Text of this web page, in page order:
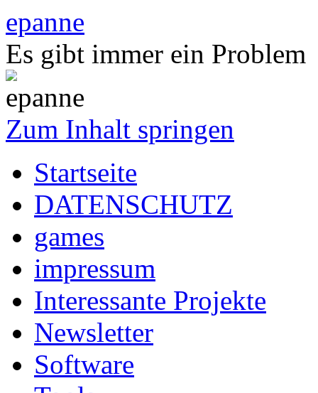
epanne
Es gibt immer ein Problem
Zum Inhalt springen
Startseite
DATENSCHUTZ
games
impressum
Interessante Projekte
Newsletter
Software